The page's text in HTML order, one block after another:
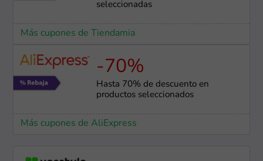
seleccionadas
Más cupones de Tiendamia
-70%
Hasta 70% de descuento en
productos seleccionados
Más cupones de AliExpress